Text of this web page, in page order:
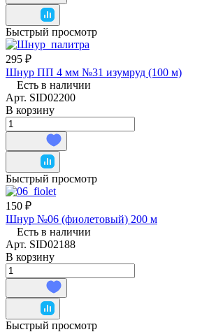
Быстрый просмотр
295 ₽
Шнур ПП 4 мм №31 изумруд (100 м)
Есть в наличии
Арт. SID02200
В корзину
Быстрый просмотр
150 ₽
Шнур №06 (фиолетовый) 200 м
Есть в наличии
Арт. SID02188
В корзину
Быстрый просмотр